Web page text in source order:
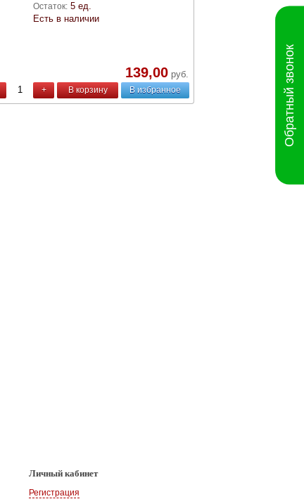
Остаток: 5 ед.
Есть в наличии
139,00 руб.
+ В корзину В избранное
Личный кабинет
Регистрация
Обратный звонок